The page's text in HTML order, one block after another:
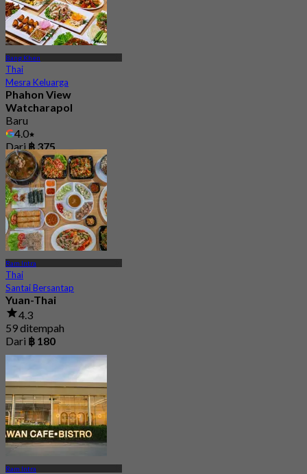
Bang Khen
Thai
Mesra Keluarga
Phahon View
Watcharapol
Baru
4.0
Dari฿ 375
Ram Intra
Thai
Santai Bersantap
Yuan-Thai
4.3
59 ditempah
Dari ฿ 180
Ram Intra